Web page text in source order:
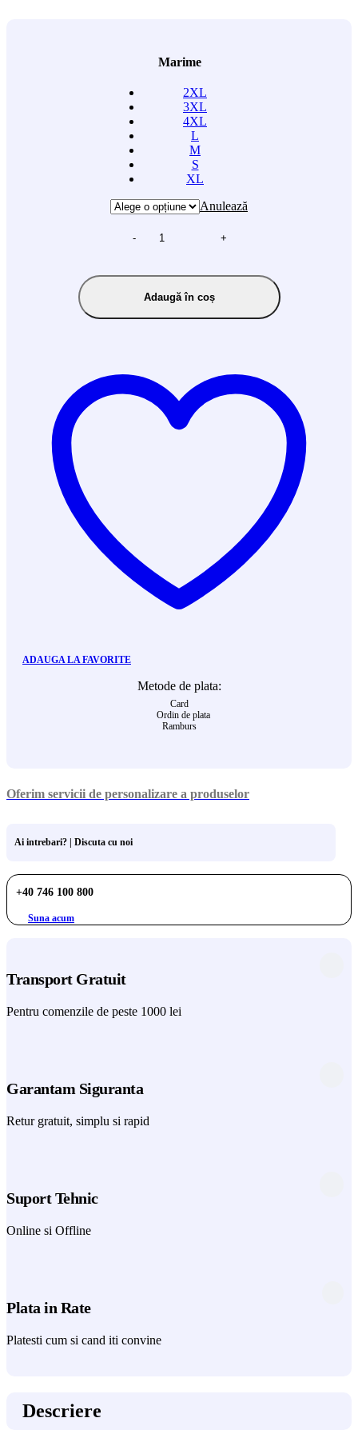
Marime
2XL
3XL
4XL
L
M
S
XL
Anulează
- +
Adaugă în coș
ADAUGA LA FAVORITE
Metode de plata:
Card
Ordin de plata
Ramburs
Oferim servicii de personalizare a produselor
Ai intrebari? | Discuta cu noi
+40 746 100 800
Suna acum
Transport Gratuit
Pentru comenzile de peste 1000 lei
Garantam Siguranta
Retur gratuit, simplu si rapid
Suport Tehnic
Online si Offline
Plata in Rate
Platesti cum si cand iti convine
Descriere